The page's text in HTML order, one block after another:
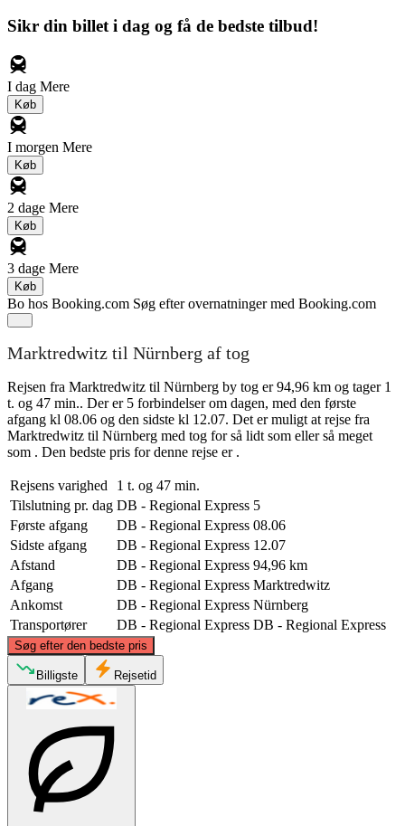
Sikr din billet i dag og få de bedste tilbud!
I dag Mere
Køb
I morgen Mere
Køb
2 dage Mere
Køb
3 dage Mere
Køb
Bo hos Booking.com Søg efter overnatninger med Booking.com
Marktredwitz til Nürnberg af tog
Rejsen fra Marktredwitz til Nürnberg by tog er 94,96 km og tager 1
t. og 47 min.. Der er 5 forbindelser om dagen, med den første
afgang kl 08.06 og den sidste kl 12.07. Det er muligt at rejse fra
Marktredwitz til Nürnberg med tog for så lidt som eller så meget
som . Den bedste pris for denne rejse er .
Rejsens varighed
1 t. og 47 min.
Tilslutning pr. dag DB - Regional Express 5
Første afgang
DB - Regional Express 08.06
Sidste afgang
DB - Regional Express 12.07
Afstand
DB - Regional Express 94,96 km
Afgang
DB - Regional Express Marktredwitz
Ankomst
DB - Regional Express Nürnberg
Transportører
DB - Regional Express DB - Regional Express
Søg efter den bedste pris
©CARTO, ©OpenStreetMapcontributors
Billigste Rejsetid